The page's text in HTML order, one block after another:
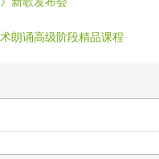
朗诵高级阶段精品课程